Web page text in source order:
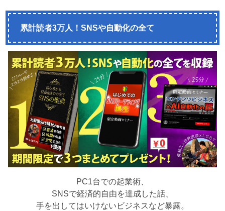
累計読者3万人！SNSや自動化の全て
PC1台での起業術、
SNSで経済的自由を達成した話、
手を出してはいけないビジネスなど暴露。